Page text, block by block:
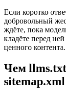
Если коротко
добровольный
ждёте, пока
кладёте перед
ценного контента.
Чем llms.txt
sitemap.xml